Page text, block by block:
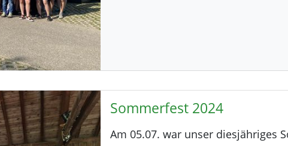
Sommerfest 2024
Am 05.07. war unser diesjähriges